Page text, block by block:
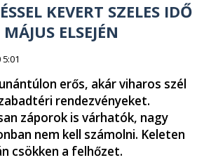
KEVERT SZELES IDŐ
ELSEJÉN
erős, akár viharos szél
rendezvényeket.
záporok is várhatók, nagy
nem kell számolni. Keleten
csökken a felhőzet.